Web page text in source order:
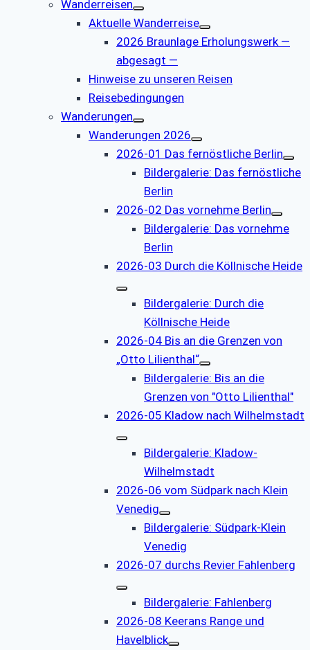
Wanderreisen
Aktuelle Wanderreise
2026 Braunlage Erholungswerk —
abgesagt —
Hinweise zu unseren Reisen
Reisebedingungen
Wanderungen
Wanderungen 2026
2026-01 Das fernöstliche Berlin
Bildergalerie: Das fernöstliche
Berlin
2026-02 Das vornehme Berlin
Bildergalerie: Das vornehme
Berlin
2026-03 Durch die Köllnische Heide
Bildergalerie: Durch die
Köllnische Heide
2026-04 Bis an die Grenzen von
„Otto Lilienthal“
Bildergalerie: Bis an die
Grenzen von "Otto Lilienthal"
2026-05 Kladow nach Wilhelmstadt
Bildergalerie: Kladow-
Wilhelmstadt
2026-06 vom Südpark nach Klein
Venedig
Bildergalerie: Südpark-Klein
Venedig
2026-07 durchs Revier Fahlenberg
Bildergalerie: Fahlenberg
2026-08 Keerans Range und
Havelblick